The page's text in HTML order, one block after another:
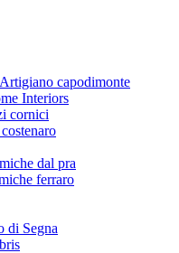
Artigiano capodimonte
Interiors
cornici
dal pra
ferraro
di Segna